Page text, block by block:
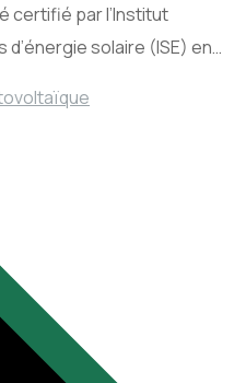
certifié par l’Institut
solaire (ISE) en…